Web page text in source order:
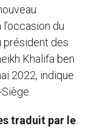
du
président des
Khalifa ben
2022, indique
traduit par le